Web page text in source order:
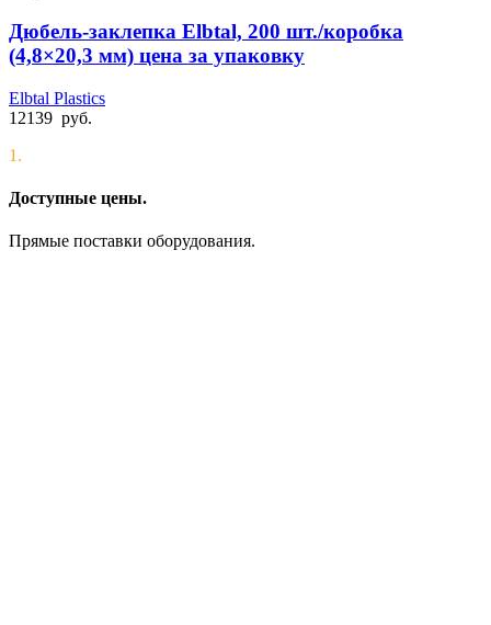
Дюбель-заклепка Elbtal, 200 шт./коробка
(4,8×20,3 мм) цена за упаковку
Elbtal Plastics
12139 руб.
1.
Доступные цены.
Прямые поставки оборудования.